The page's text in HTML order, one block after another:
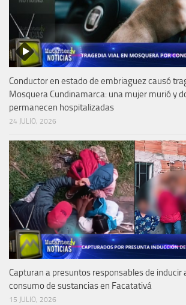
Conductor en estado de embriaguez causó
Mosquera Cundinamarca: una mujer murió y
permanecen hospitalizadas
24 JULIO, 2026
Capturan a presuntos responsables de inducir
consumo de sustancias en Facatativá
15 JULIO, 2026